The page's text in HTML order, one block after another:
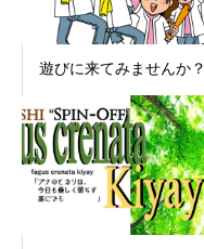
遊びに来てみませんか？